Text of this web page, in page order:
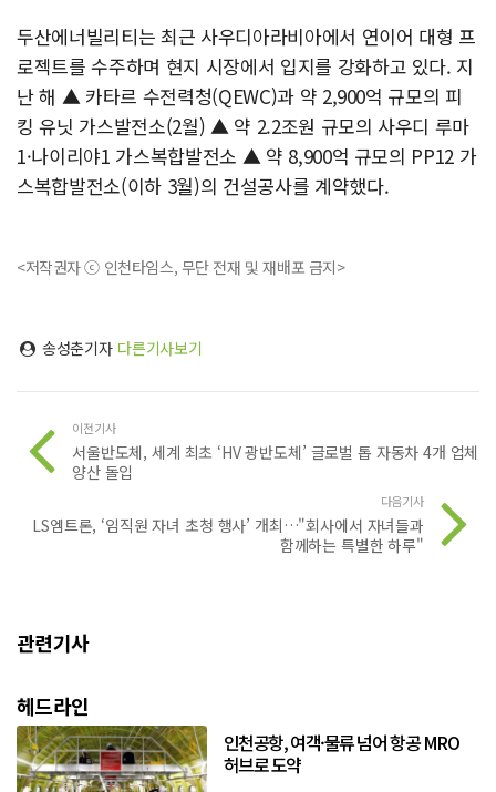
두산에너빌리티는 최근 사우디아라비아에서 연이어 대형 프
로젝트를 수주하며 현지 시장에서 입지를 강화하고 있다. 지
난 해 ▲ 카타르 수전력청(QEWC)과 약 2,900억 규모의 피
킹 유닛 가스발전소(2월) ▲ 약 2.2조원 규모의 사우디 루마
1·나이리야1 가스복합발전소 ▲ 약 8,900억 규모의 PP12 가
스복합발전소(이하 3월)의 건설공사를 계약했다.
<저작권자 ⓒ 인천타임스, 무단 전재 및 재배포 금지>
송성춘기자 다른기사보기
이전기사
서울반도체, 세계 최초 ‘HV 광반도체’ 글로벌 톱 자동차 4개 업체
양산 돌입
다음기사
LS엠트론, ‘임직원 자녀 초청 행사’ 개최…"회사에서 자녀들과
함께하는 특별한 하루"
관련기사
헤드라인
인천공항, 여객·물류 넘어 항공 MRO
허브로 도약